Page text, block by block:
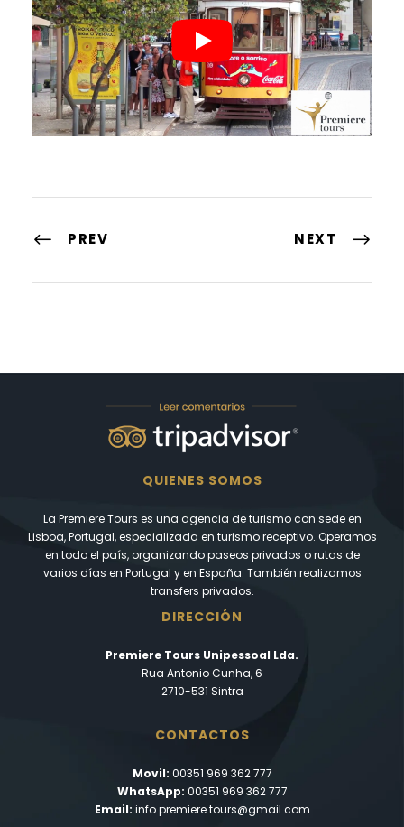
PREV NEXT
QUIENES SOMOS
La Premiere Tours es una agencia de turismo con sede en
Lisboa, Portugal, especializada en turismo receptivo. Operamos
en todo el país, organizando paseos privados o rutas de
varios días en Portugal y en España. También realizamos
transfers privados.
DIRECCIÓN
Premiere Tours Unipessoal Lda.
Rua Antonio Cunha, 6
2710-531 Sintra
CONTACTOS
Movil: 00351 969 362 777
WhatsApp: 00351 969 362 777
Email: info.premiere.tours@gmail.com